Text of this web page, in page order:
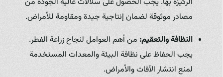
مصادر موثوقة لضمان إنتاجية جيدة ومقاومة للأمراض.
النظافة والتعقيم:من أهم العوامل لنجاح زراعة الفطر.
يجب الحفاظ على نظافة البيئة والمعدات المستخدمة
لمنع انتشار الآفات والأمراض.